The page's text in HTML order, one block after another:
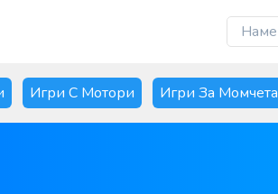
Игри С Мотори Игри За Момчета